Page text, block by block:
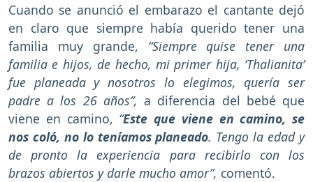
Cuando se anunció el embarazo el cantante dejó
en claro que siempre había querido tener una
familia muy grande, “Siempre quise tener una
familia e hijos, de hecho, mi primer hija, ‘Thalianita’
fue planeada y nosotros lo elegimos, quería ser
padre a los 26 años“, a diferencia del bebé que
viene en camino, “Este que viene en camino, se
nos coló, no lo teníamos planeado. Tengo la edad y
de pronto la experiencia para recibirlo con los
brazos abiertos y darle mucho amor”, comentó.